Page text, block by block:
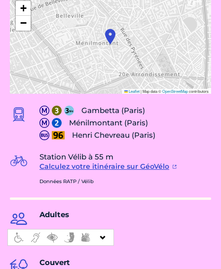
+
−
Leaflet|Map data ©OpenStreetMapcontributors
Gambetta (Paris)
Ménilmontant (Paris)
Henri Chevreau (Paris)
Station Vélib à 55 m
Calculez votre itinéraire sur GéoVélo
Données RATP / Vélib
Adultes
Couvert